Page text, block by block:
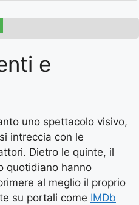
e
uno spettacolo visivo,
intreccia con le
Dietro le quinte, il
quotidiano hanno
al meglio il proprio
su portali come IMDb